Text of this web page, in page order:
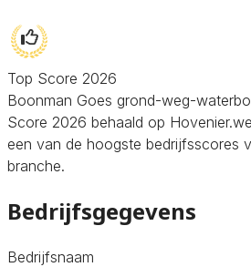
Top Score 2026
Boonman Goes grond-weg-
Score 2026 behaald op
een van de hoogste bedrijfsscores
branche.
Bedrijfsgegevens
Bedrijfsnaam